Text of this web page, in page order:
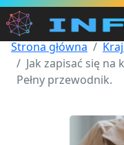
Strona główna
Jak zapisać się
Pełny przewodnik.